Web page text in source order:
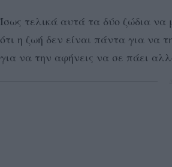
Ίσως τελικά αυτά τα δύο ζώδια
ότι η ζωή δεν είναι πάντα για να
για να την αφήνεις να σε πάει